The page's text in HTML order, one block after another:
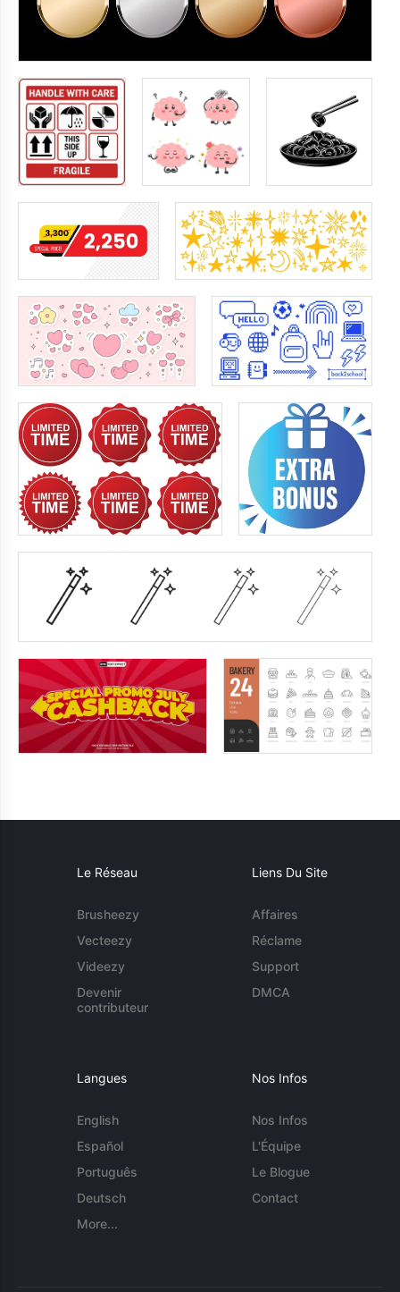
Le Réseau
Brusheezy
Vecteezy
Videezy
Devenir
contributeur
Liens Du Site
Affaires
Réclame
Support
DMCA
Langues
English
Español
Português
Deutsch
More...
Nos Infos
Nos Infos
L'Équipe
Le Blogue
Contact